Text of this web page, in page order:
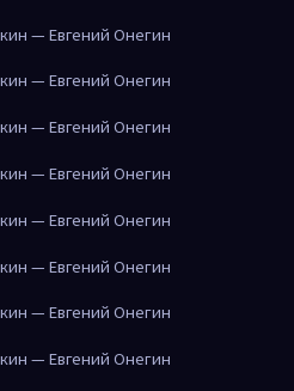
— Евгений Онегин
— Евгений Онегин
— Евгений Онегин
— Евгений Онегин
— Евгений Онегин
— Евгений Онегин
— Евгений Онегин
— Евгений Онегин